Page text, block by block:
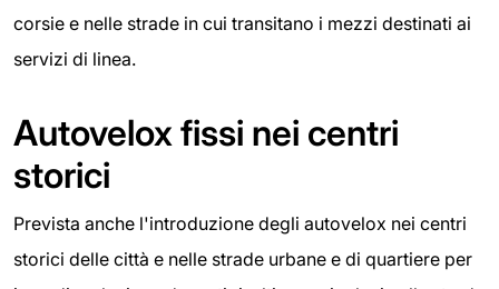
corsie e nelle strade in cui transitano i mezzi destinati ai
servizi di linea.
Autovelox fissi nei centri
storici
Prevista anche l'introduzione degli autovelox nei centri
storici delle città e nelle strade urbane e di quartiere per